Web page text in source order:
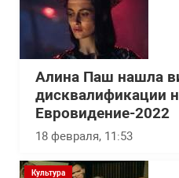
Алина Паш нашла
дисквалификации
Евровидение-2022
18 февраля, 11:53
Культура